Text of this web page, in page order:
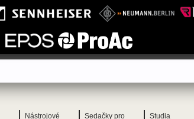
Nástrojové
Sedačky pro
Studia